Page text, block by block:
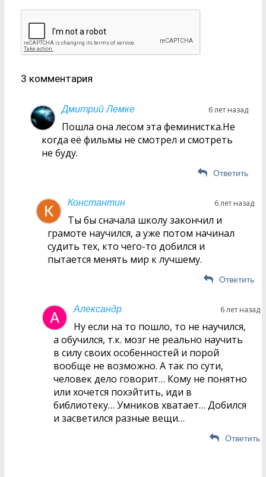
3 комментария
Дмитрий Лемке 6 лет назад
Пошла она лесом эта феминистка.Не
когда её фильмы не смотрел и смотреть
не буду.
Ответить
Константин 6 лет назад
Ты бы сначала школу закончил и
грамоте научился, а уже потом начинал
судить тех, кто чего-то добился и
пытается менять мир к лучшему.
Ответить
Александр 6 лет назад
Ну если на то пошло, то не научился,
а обучился, т.к. мозг не реально научить
в силу своих особенностей и порой
вообще не возможно. А так по сути,
человек дело говорит… Кому не понятно
или хочется похэйтить, иди в
библиотеку… Умников хватает… Добился
и засветился разные вещи…
Ответить